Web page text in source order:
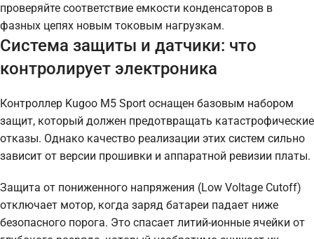
проверяйте соответствие емкости конденсаторов в
фазных цепях новым токовым нагрузкам.
Система защиты и датчики: что
контролирует электроника
Контроллер Kugoo M5 Sport оснащен базовым набором
защит, который должен предотвращать катастрофические
отказы. Однако качество реализации этих систем сильно
зависит от версии прошивки и аппаратной ревизии платы.
Защита от пониженного напряжения (Low Voltage Cutoff)
отключает мотор, когда заряд батареи падает ниже
безопасного порога. Это спасает литий-ионные ячейки от